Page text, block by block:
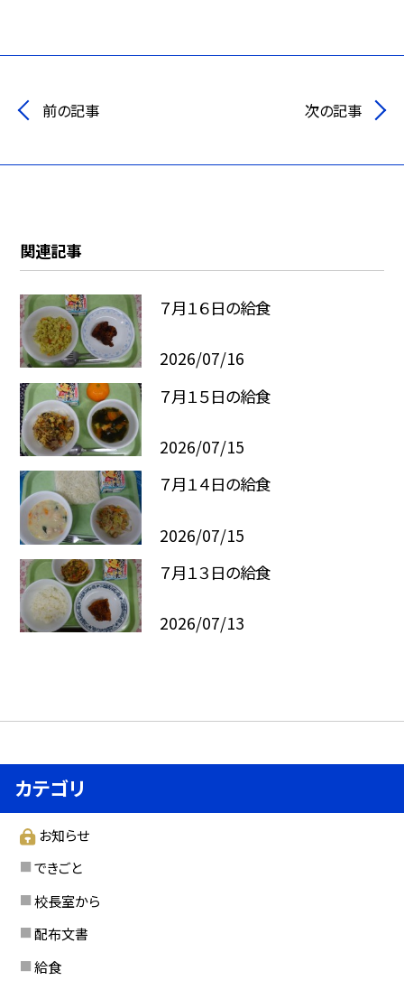
前の記事 次の記事
関連記事
７月１６日の給食
2026/07/16
７月１５日の給食
2026/07/15
７月１４日の給食
2026/07/15
７月１３日の給食
2026/07/13
カテゴリ
お知らせ
できごと
校長室から
配布文書
給食